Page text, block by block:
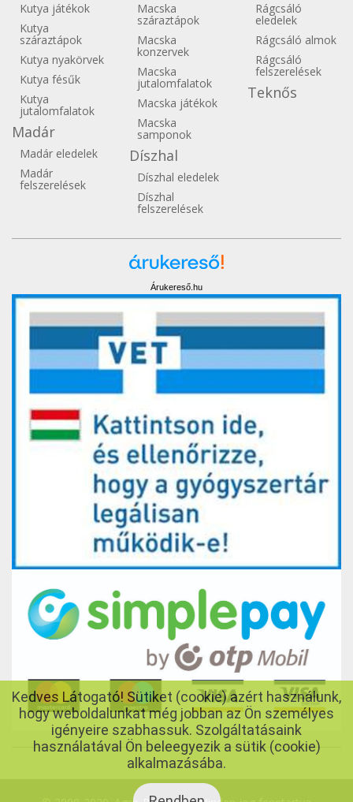
Kutya játékok
Kutya
száraztápok
Kutya nyakörvek
Kutya fésűk
Kutya
jutalomfalatok
Madár
Madár eledelek
Madár
felszerelések
Macska
száraztápok
Macska
konzervek
Macska
jutalomfalatok
Macska játékok
Macska
samponok
Díszhal
Díszhal eledelek
Díszhal
felszerelések
Rágcsáló
eledelek
Rágcsáló almok
Rágcsáló
felszerelések
Teknős
Árukereső.hu
Kedves Látogató! Sütiket (cookie) azért használunk,
hogy weboldalunkat még jobban az Ön személyes
igényeire szabhassuk. Szolgáltatásaink
használatával Ön beleegyezik a sütik (cookie)
alkalmazásába.